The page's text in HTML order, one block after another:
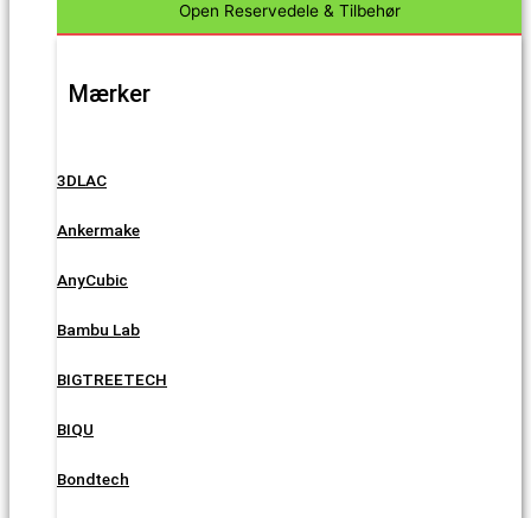
Open Reservedele & Tilbehør
Mærker
3DLAC
Ankermake
AnyCubic
Bambu Lab
BIGTREETECH
BIQU
Bondtech